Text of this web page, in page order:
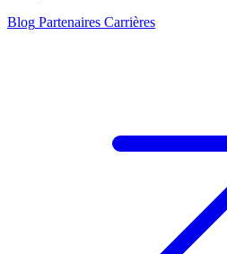
Blog Partenaires Carrières